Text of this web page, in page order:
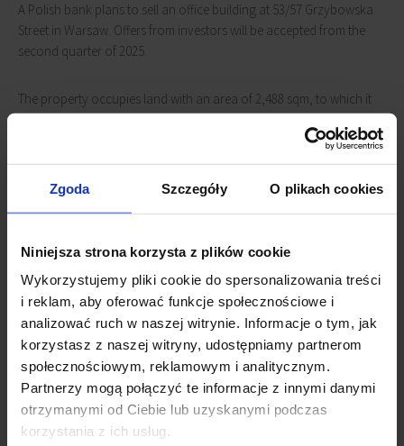
Zgoda Szczegóły O plikach cookies
Niniejsza strona korzysta z plików cookie
Wykorzystujemy pliki cookie do spersonalizowania treści
i reklam, aby oferować funkcje społecznościowe i
analizować ruch w naszej witrynie. Informacje o tym, jak
korzystasz z naszej witryny, udostępniamy partnerom
społecznościowym, reklamowym i analitycznym.
Partnerzy mogą połączyć te informacje z innymi danymi
otrzymanymi od Ciebie lub uzyskanymi podczas
korzystania z ich usług.
A Polish bank plans to sell an office building at 53/57 Grzybowska
Street in Warsaw. Offers from investors will be accepted from the
second quarter of 2025.
The property occupies land with an area of 2,488 sqm, to which it
has a perpetual usufruct right. The building reaches a height of 85
meters, while its total area is nearly 20,000 square meters.
The skyscraper has 20 floors above ground and two underground,
providing space for technical infrastructure, a treasury, archive
a reception desk, rooms left over from a former bank branch, and
office space, combining open space layouts and offices.
The building has an energy performance certificate valid until
February 28, 2032.
Connected news
Pekao Tower will make way for a new project on